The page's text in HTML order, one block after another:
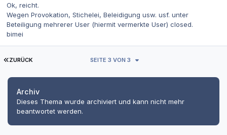
Ok, reicht.
Wegen Provokation, Stichelei, Beleidigung usw. usf. unter
Beteiligung mehrerer User (hiermit vermerkte User) closed.
bimei
ERSTE SEITE
ZURÜCK SEITE 3 VON 3
Archiv
Dieses Thema wurde archiviert und kann nicht mehr
beantwortet werden.